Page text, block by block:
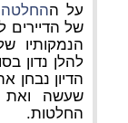
על ההחלטה
של הדיירים
הנמקותיו
להלן נדון
הדיון
שעשה ואת
החלטות.